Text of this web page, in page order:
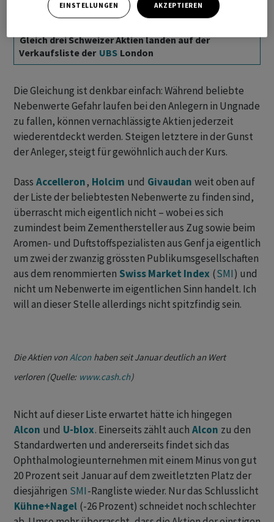
Gleich drei Schweizer Aktien landen auf der
Verkaufsliste der UBS London
Die Gleichung ist denkbar einfach: Während beliebte
Nebenwerte Gefahr laufen bei den Anlegern in Ungnade
zu fallen, können vernachlässigte Aktien jederzeit
wiederentdeckt werden. Steigen letztere in der Gunst
der Anleger, steigt für gewöhnlich auch der Kurs.
Dass Accelleron, Holcim und Givaudan weit oben auf
der Liste der beliebtesten Nebenwerte zu finden sind,
überrascht mich eigentlich nicht – wobei es sich
zumindest beim Zementhersteller aus Zug sowie beim
Aromen- und Duftstoffspezialisten aus Genf ja eigentlich
um zwei der zwanzig grössten Publikumsgesellschaften
aus dem renommierten Swiss Market Index (SMI) und
nicht um Nebenwerte im eigentlichen Sinn handelt. Ich
will an dieser Stelle allerdings nicht spitzfindig sein.
Die Aktien vonAlcon haben seit Januar deutlich an Wert
verloren (Quelle: www.cash.ch)
Nicht auf dieser Liste erwartet hätte ich hingegen
Alcon und U-blox. Einerseits zählt auch Alcon zu den
Standardwerten und andererseits findet sich das
Ophthalmologieunternehmen mit einem Minus von gut
20 Prozent seit Januar auf dem zweitletzten Platz der
diesjährigen SMI-Rangliste wieder. Nur das Schlusslicht
Kühne+Nagel (-26 Prozent) schneidet noch schlechter
EINSTELLUNGEN AKZEPTIEREN